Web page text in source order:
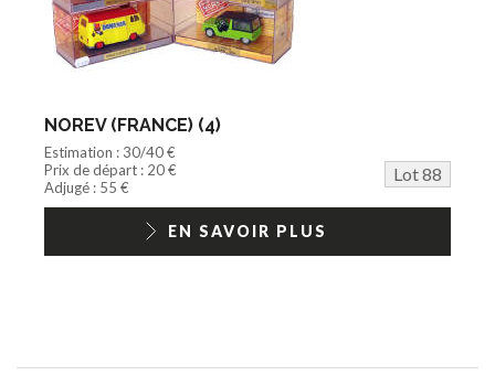
NOREV (FRANCE) (4)
Estimation : 30/40 €
Prix de départ : 20 €
Lot 88
Adjugé : 55 €
EN SAVOIR PLUS